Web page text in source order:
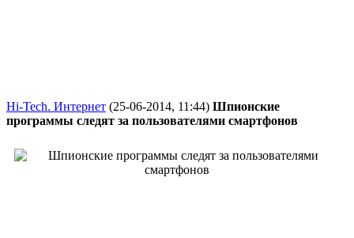
Hi-Tech. Интернет (25-06-2014, 11:44) Шпионские
программы следят за пользователями смартфонов